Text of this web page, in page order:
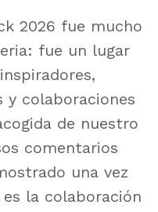
2026 fue mucho
fue un lugar
y colaboraciones
de nuestro
comentarios
una vez
la colaboración